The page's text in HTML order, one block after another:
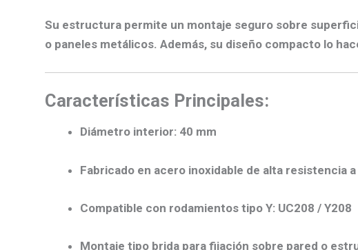
Su estructura permite un montaje seguro sobre
o paneles metálicos. Además, su diseño compacto lo
Características Principales:
Diámetro interior: 40 mm
Fabricado en acero inoxidable de alta resistencia
Compatible con rodamientos tipo Y: UC208 / Y208
Montaje tipo brida para fijación sobre pared o